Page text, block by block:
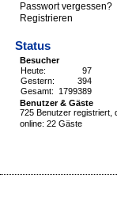
Passwort vergessen?
Registrieren
Status
Besucher
Heute:
97
Gestern:
394
Gesamt:
1799389
Benutzer & Gäste
725 Benutzer registriert,
online: 22 Gäste